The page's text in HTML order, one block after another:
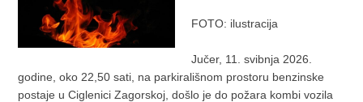
FOTO: ilustracija
Jučer, 11. svibnja 2026.
godine, oko 22,50 sati, na parkirališnom prostoru benzinske
postaje u Ciglenici Zagorskoj, došlo je do požara kombi vozila